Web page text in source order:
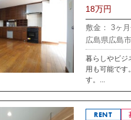
18万円
敷金： 3ヶ
広島県広島
暮らしやビジ
用も可能です
す。...
RENT